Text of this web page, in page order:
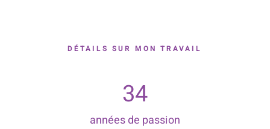
DÉTAILS SUR MON TRAVAIL
34
années de passion